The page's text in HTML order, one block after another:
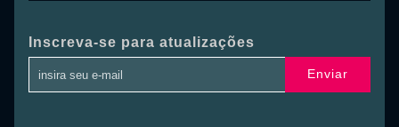
Inscreva-se para atualizações
Enviar